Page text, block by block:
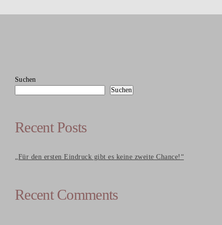
Suchen
Suchen
Recent Posts
„Für den ersten Eindruck gibt es keine zweite Chance!“
Recent Comments